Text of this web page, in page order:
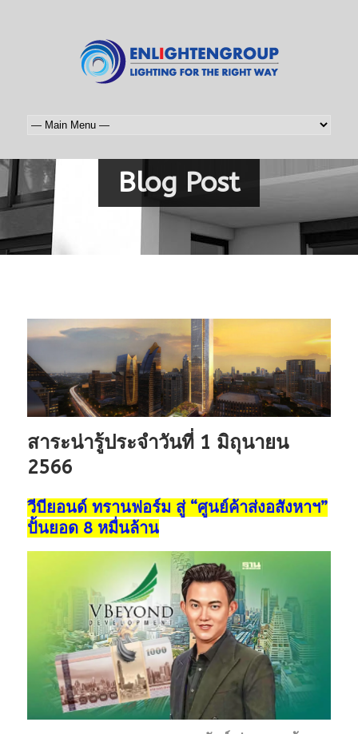
Blog Post
สาระน่ารู้ประจำวันที่ 1 มิถุนายน
2566
วีบียอนด์ ทรานฟอร์ม สู่ “ศูนย์ค้าส่งอสังหาฯ”
ปั้นยอด 8 หมื่นล้าน